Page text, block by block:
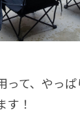
って、やっ
す！